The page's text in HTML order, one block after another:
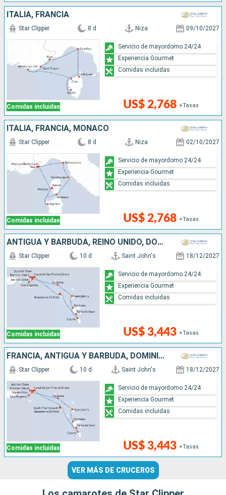
ITALIA, FRANCIA
Comidas incluidas
Star Clipper 8 d Niza 09/10/2027
US$ 2,768 +Tasas
Servicio de mayordomo 24/24
Experiencia Gourmet
Comidas incluidas
ITALIA, FRANCIA, MONACO
Comidas incluidas
Star Clipper 8 d Niza 02/10/2027
US$ 2,768 +Tasas
Servicio de mayordomo 24/24
Experiencia Gourmet
Comidas incluidas
ANTIGUA Y BARBUDA, REINO UNIDO, DOMINICA, FRANCIA
Comidas incluidas
Star Clipper 10 d Saint John's 18/12/2027
US$ 3,443 +Tasas
Servicio de mayordomo 24/24
Experiencia Gourmet
Comidas incluidas
FRANCIA, ANTIGUA Y BARBUDA, DOMINICA
Comidas incluidas
Star Clipper 10 d Saint John's 18/12/2027
US$ 3,443 +Tasas
Servicio de mayordomo 24/24
Experiencia Gourmet
Comidas incluidas
VER MÁS DE CRUCEROS